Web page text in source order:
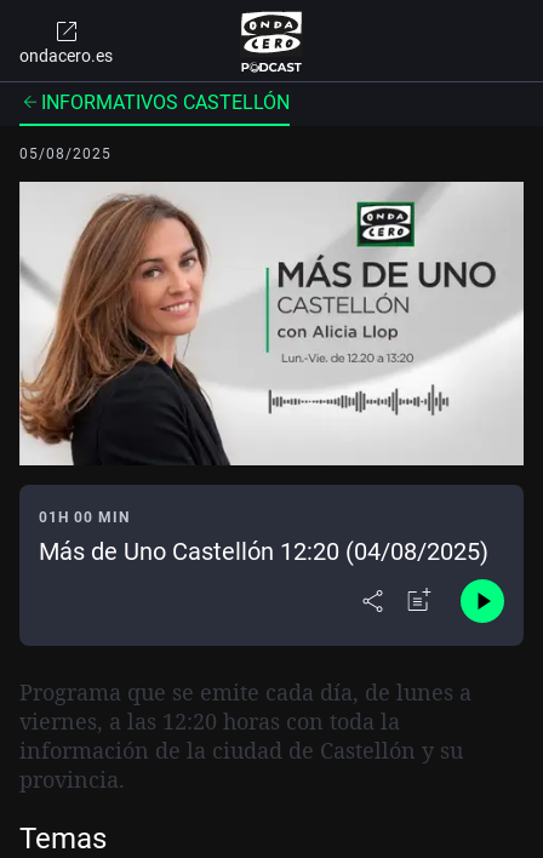
ondacero.es
INFORMATIVOS CASTELLÓN
05/08/2025
01H 00 MIN
Más de Uno Castellón 12:20 (04/08/2025)
Programa que se emite cada día, de lunes a
viernes, a las 12:20 horas con toda la
información de la ciudad de Castellón y su
provincia.
Temas